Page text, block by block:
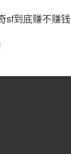
sf到底赚不赚钱